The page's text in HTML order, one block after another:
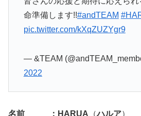
命準備します!!#andTEAM
pic.twitter.com/kXqZUZYgr9
— &TEAM
2022
名前 ：HARUA （ハルア）